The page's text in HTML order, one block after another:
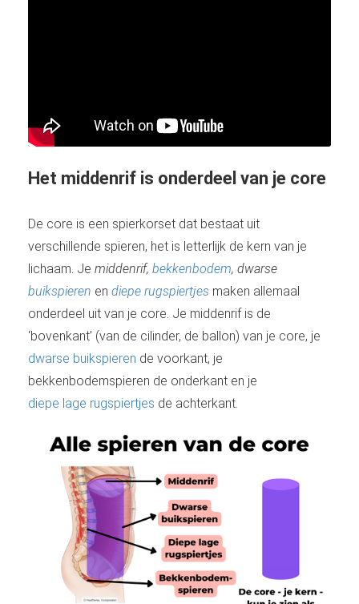
Het middenrif is onderdeel van je core
De core is een spierkorset dat bestaat uit
verschillende spieren, het is letterlijk de kern van je
lichaam. Je middenrif, bekkenbodem, dwarse
buikspieren en diepe rugspiertjes maken allemaal
onderdeel uit van je core. Je middenrif is de
‘bovenkant’ (van de cilinder, de ballon) van je core, je
dwarse buikspieren de voorkant, je
bekkenbodemspieren de onderkant en je
diepe lage rugspiertjes de achterkant.